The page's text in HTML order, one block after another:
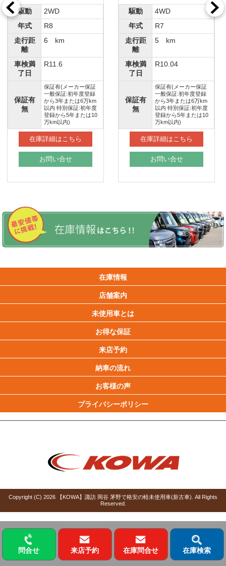
駆動
2WD
年式
R8
走行距
離
6 km
車検満
了日
R11.6
保証有
無
保証有(メーカー保証
一般保証:初年度登録
から3年または6万km
以内 特別保証:初年度
登録から5年または10
万km以内)
在庫詳細はこちら
お問い合せ
駆動
4WD
年式
R7
走行距
離
5 km
車検満
了日
R10.04
保証有
無
保証有(メーカー保証
一般保証:初年度登録
から3年または6万km
以内 特別保証:初年度
登録から5年または10
万km以内)
在庫詳細はこちら
お問い合せ
在庫情報
店舗案内
未使用車とは
お得な保証
来店予約
納車の流れ
お客様の声
プライバシーポリシー
Copyright (C) 2026 【KOWA】諏訪 岡谷 茅野で格安の軽未使用車(新古車). All Rights
Reserved.
問合せ 来店予約 在庫問合せ 在庫検索